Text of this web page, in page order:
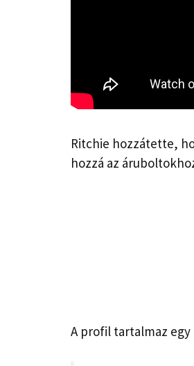
Ritchie hozzátette,
hozzá az
A profil tartalmaz egy